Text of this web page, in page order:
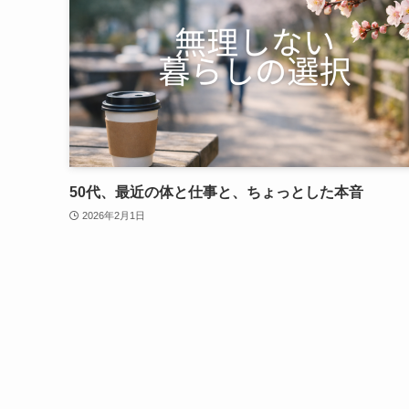
50代、最近の体と仕事と、ちょっとした本音
2026年2月1日